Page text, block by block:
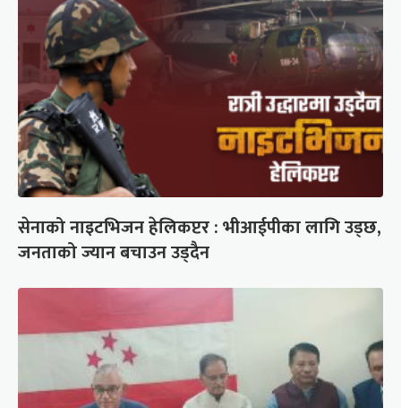
सेनाको नाइटभिजन हेलिकप्टर : भीआईपीका लागि उड्छ,
जनताको ज्यान बचाउन उड्दैन